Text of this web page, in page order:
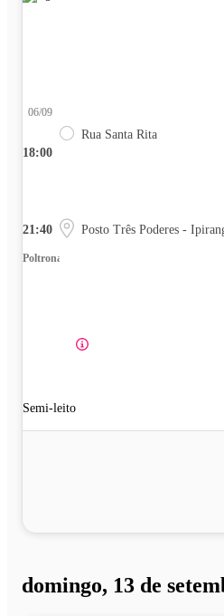
18:00
06/09
Rua Santa Rita
21:40 Posto Três Poderes -
Poltrona
Semi-leito
domingo, 13 de